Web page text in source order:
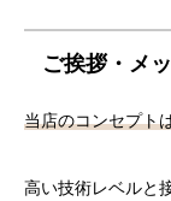
ご挨拶・メ
当店のコンセプト
高い技術レベルと